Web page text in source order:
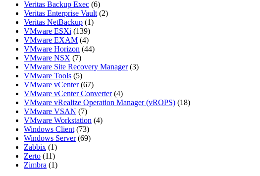
Veritas Backup Exec (6)
Veritas Enterprise Vault (2)
Veritas NetBackup (1)
VMware ESXi (139)
VMware EXAM (4)
VMware Horizon (44)
VMware NSX (7)
VMware Site Recovery Manager(3)
VMware Tools (5)
VMware vCenter(67)
VMware vCenter Converter(4)
VMware vRealize Operation Manager (vROPS) (18)
VMware VSAN (7)
VMware Workstation (4)
Windows Client (73)
Windows Server(69)
Zabbix (1)
Zerto (11)
Zimbra (1)